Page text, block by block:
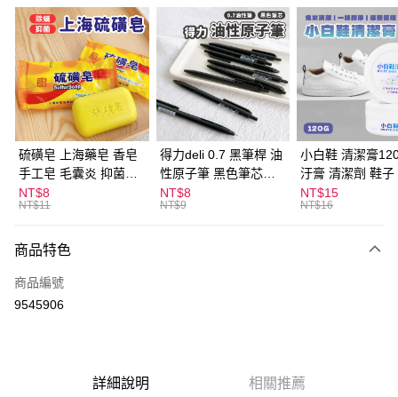
超商取貨付款
LINE Pay
Apple Pay
街口支付
悠遊付
ATM付款
全家取貨付款
每筆NT$60，滿NT$599(含以上)免運費
付款後全家取貨
每筆NT$60，滿NT$599(含以上)免運費
硫磺皂 上海藥皂 香皂
手工皂 毛囊炎 抑菌除
蟎 清潔護膚 去油去痘
寵物皮膚病 狗狗貓咪
NT$8
NT$11
得力deli 0.7 黑筆桿 油
性原子筆 黑色筆芯
S304
NT$8
NT$9
小白鞋 清潔膏
汙膏 清潔劑 鞋子
漬 白皮鞋 鞋油
NT$15
NT$16
商品特色
商品編號
9545906
詳細說明 相關推薦